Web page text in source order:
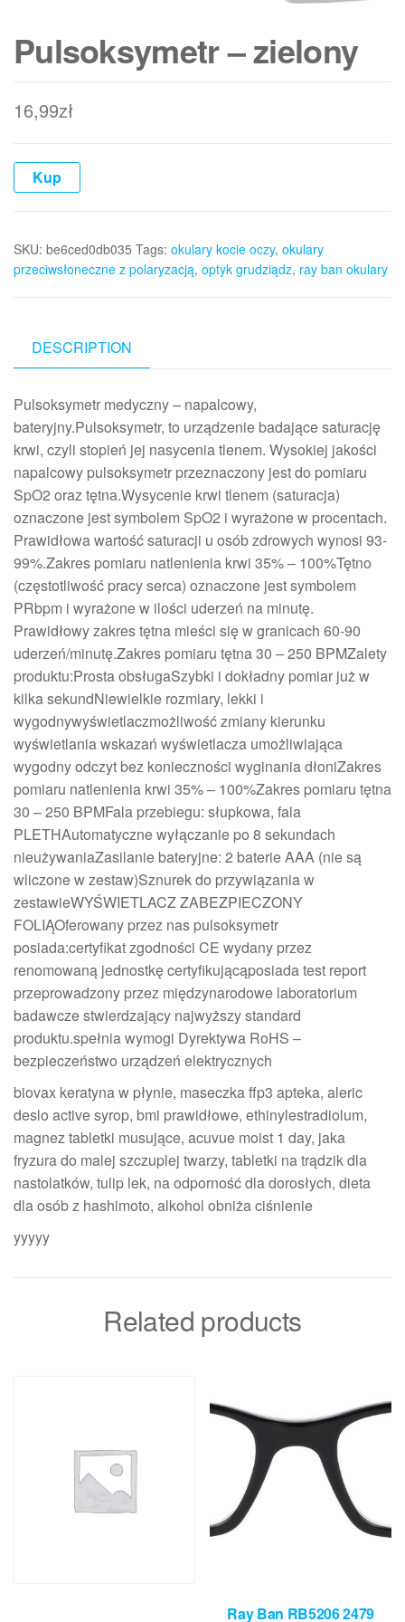
Pulsoksymetr – zielony
16,99zł
Kup
SKU: be6ced0db035 Tags: okulary kocie oczy, okulary
przeciwsłoneczne z polaryzacją, optyk grudziądz, ray ban okulary
DESCRIPTION
Pulsoksymetr medyczny – napalcowy,
bateryjny.Pulsoksymetr, to urządzenie badające saturację
krwi, czyli stopień jej nasycenia tlenem. Wysokiej jakości
napalcowy pulsoksymetr przeznaczony jest do pomiaru
SpO2 oraz tętna.Wysycenie krwi tlenem (saturacja)
oznaczone jest symbolem SpO2 i wyrażone w procentach.
Prawidłowa wartość saturacji u osób zdrowych wynosi 93-
99%.Zakres pomiaru natlenienia krwi 35% – 100%Tętno
(częstotliwość pracy serca) oznaczone jest symbolem
PRbpm i wyrażone w ilości uderzeń na minutę.
Prawidłowy zakres tętna mieści się w granicach 60-90
uderzeń/minutę.Zakres pomiaru tętna 30 – 250 BPMZalety
produktu:Prosta obsługaSzybki i dokładny pomiar już w
kilka sekundNiewielkie rozmiary, lekki i
wygodnywyświetlaczmożliwość zmiany kierunku
wyświetlania wskazań wyświetlacza umożliwiająca
wygodny odczyt bez konieczności wyginania dłoniZakres
pomiaru natlenienia krwi 35% – 100%Zakres pomiaru tętna
30 – 250 BPMFala przebiegu: słupkowa, fala
PLETHAutomatyczne wyłączanie po 8 sekundach
nieużywaniaZasilanie bateryjne: 2 baterie AAA (nie są
wliczone w zestaw)Sznurek do przywiązania w
zestawieWYŚWIETLACZ ZABEZPIECZONY
FOLIĄOferowany przez nas pulsoksymetr
posiada:certyfikat zgodności CE wydany przez
renomowaną jednostkę certyfikującąposiada test report
przeprowadzony przez międzynarodowe laboratorium
badawcze stwierdzający najwyższy standard
produktu.spełnia wymogi Dyrektywa RoHS –
bezpieczeństwo urządzeń elektrycznych
biovax keratyna w płynie, maseczka ffp3 apteka, aleric
deslo active syrop, bmi prawidłowe, ethinylestradiolum,
magnez tabletki musujące, acuvue moist 1 day, jaka
fryzura do malej szczuplej twarzy, tabletki na trądzik dla
nastolatków, tulip lek, na odporność dla dorosłych, dieta
dla osób z hashimoto, alkohol obniża ciśnienie
yyyyy
Related products
Ray Ban RB5206 2479